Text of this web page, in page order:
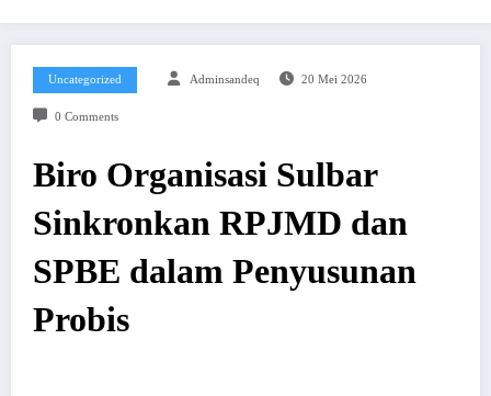
Uncategorized Adminsandeq 20 Mei 2026
0 Comments
Biro Organisasi Sulbar
Sinkronkan RPJMD dan
SPBE dalam Penyusunan
Probis